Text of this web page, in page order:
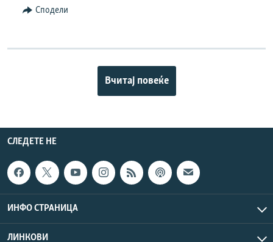
Сподели
Вчитај повеќе
СЛЕДЕТЕ НЕ
ИНФО СТРАНИЦА
ЛИНКОВИ